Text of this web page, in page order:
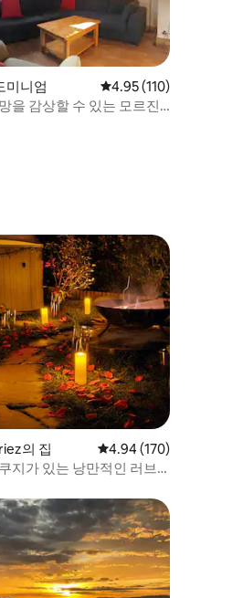
개
미니엄 평점 4.95점(5점 만점),
4.95 (110)
을 감상할 수 있는 모르진
개
의 집 평점 4.94점(5점 만점),
4.94 (170)
지가 있는 낭만적인 러브